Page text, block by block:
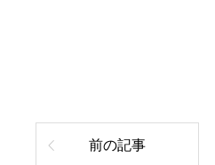
前の記事